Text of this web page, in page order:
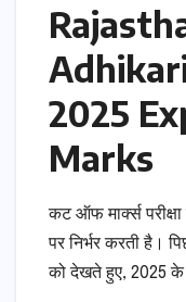
2025
Marks
कट ऑफ मार्क्स
पर निर्भर करती है।
को देखते हुए, 2025 के